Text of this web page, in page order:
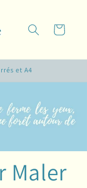
Warenkorb
et A4
Maler